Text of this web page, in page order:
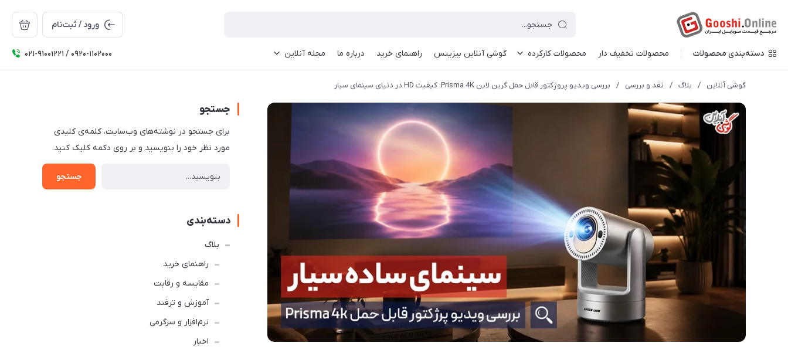
ورود / ثبت‌نام
دسته‌بندی محصولات محصولات تخفیف دار محصولات کارکرده گوشی آنلاین بیزینس راهنمای خرید درباره ما مجله آنلاین ۰۲۱-91001221 / 0920-1102000
گوشی آنلاین / بلاگ / نقد و بررسی / بررسی ویدیو پروژکتور قابل حمل گرین لاین Prisma 4K: کیفیت HD در دنیای سینمای سیار
جستجو
برای جستجو در نوشته‌های وب‌سایت، کلمه‌ی کلیدی
مورد نظر خود را بنویسید و بر روی دکمه کلیک کنید.
جستجو
دسته‌بندی
بلاگ
راهنمای خرید
مقایسه و رقابت
آموزش و ترفند
نرم‌افزار و سرگرمی
اخبار